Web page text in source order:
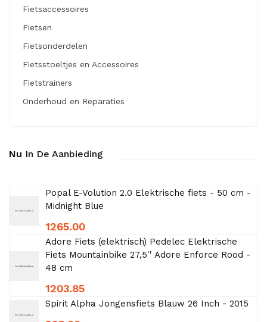
Fietsaccessoires
Fietsen
Fietsonderdelen
Fietsstoeltjes en Accessoires
Fietstrainers
Onderhoud en Reparaties
Nu In De Aanbieding
Popal E-Volution 2.0 Elektrische fiets - 50 cm -
Midnight Blue
1265.00
Adore Fiets (elektrisch) Pedelec Elektrische
Fiets Mountainbike 27,5'' Adore Enforce Rood -
48 cm
1203.85
Spirit Alpha Jongensfiets Blauw 26 Inch - 2015